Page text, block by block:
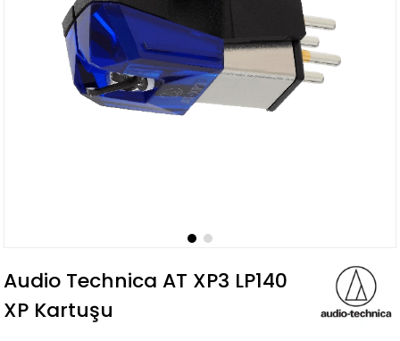
Audio Technica AT XP3 LP140
XP Kartuşu